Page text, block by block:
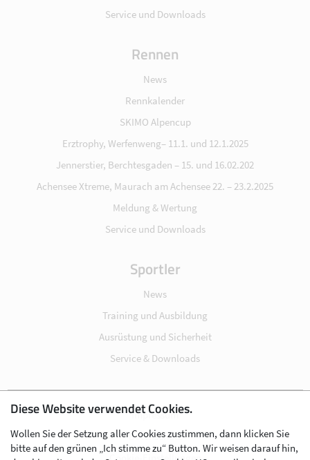
Service und Downloads
Rennen
News
Rennkalender
SKIMO Alpencup
Erztrophy, Werfenweng– 11.1. und 12.1.2025
Jennerstier, Berchtesgaden – 15. und 16.02.202
Achensee Xtreme, Maurach am Achensee 22. – 23.2.2025
Meldung & Wertung
Service und Downloads
Sportler
News
Training und Ausbildung
Ausrüstung und Sicherheit
Service & Downloads
Impressum
Datenschutz
Diese Website verwendet Cookies.
Wollen Sie der Setzung aller Cookies zustimmen, dann klicken Sie
bitte auf den grünen „Ich stimme zu“ Button. Wir weisen darauf hin,